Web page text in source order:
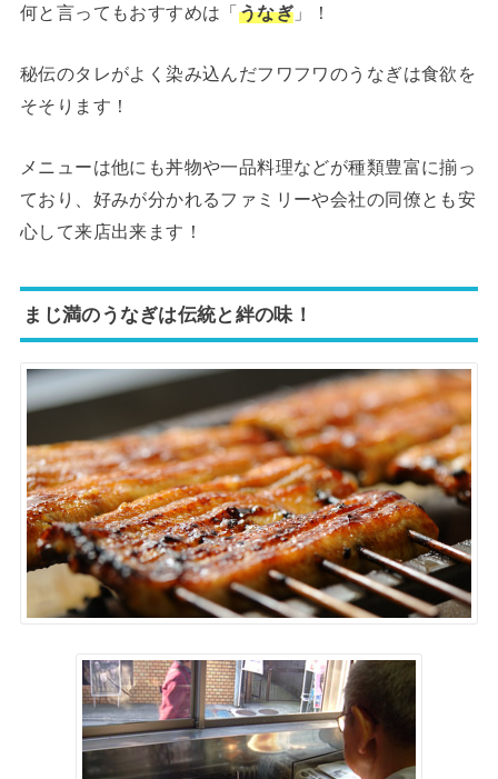
何と言ってもおすすめは「うなぎ 」！
秘伝のタレがよく染み込んだフワフワのうなぎは食欲を
そそります！
メニューは他にも丼物や一品料理などが種類豊富に揃っ
ており、好みが分かれるファミリーや会社の同僚とも安
心して来店出来ます！
まじ満のうなぎは伝統と絆の味！